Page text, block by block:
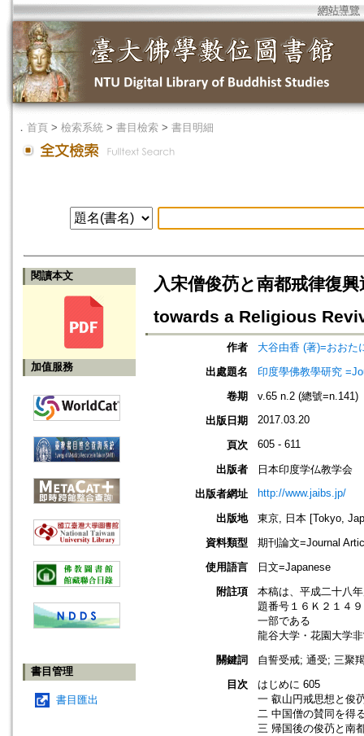
網站導覽
． 首頁 > 檢索系統 > 書目檢索 > 書目明細
閱讀本文
加值服務
書目管理
書目匯出
入宋僧俊芿と南都戒律復
towards a Religious
作者
大谷由香 (著)=おおた
出處題名
印度學佛教學研究
卷期
v.65 n.2 (總號=n.141)
出版日期
2017.03.20
頁次 605 - 611
出版者
日本印度学仏教学会
出版者網址
http://www.jaibs.jp/
出版地
東京, 日本 [Tokyo,
資料類型
期刊論文=Journal
使用語言
日文=Japanese
附註項
本稿は、平成二十八
題番号１６Ｋ２１４
一部である
龍谷大学・花園大学
關鍵詞
自誓受戒; 通受; 三聚
目次
はじめに 605
一 叡山円戒思想と俊
二 中国僧の賛同を得
三 帰国後の俊芿と南